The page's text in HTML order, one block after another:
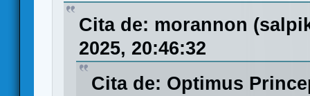
Cita de: morannon
2025, 20:46:32
Cita de: Optimus